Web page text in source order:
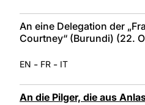
An eine Delegation der
Courtney“ (Burundi) (22.
EN - FR - IT
An die Pilger, die aus